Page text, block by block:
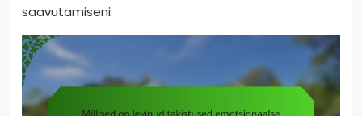
saavutamiseni.